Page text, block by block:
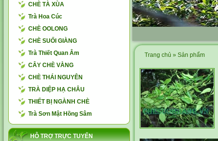
CHÈ TÀ XÙA
Trà Hoa Cúc
CHÈ OOLONG
CHÈ SUỐI GIÀNG
Trà Thiết Quan Âm
CÂY CHÈ VẰNG
CHÈ THÁI NGUYÊN
TRÀ DIỆP HẠ CHÂU
THIẾT BỊ NGÀNH CHÈ
Trà Sơn Mật Hồng Sâm
HỖ TRỢ TRỰC TUYẾN
Trang chủ » Sản phẩm